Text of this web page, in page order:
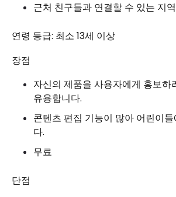
근처 친구들과 연결할 수 있는 지
연령 등급: 최소 13세 이상
장점
자신의 제품을 사용자에게 홍보하
유용합니다.
콘텐츠 편집 기능이 많아 어린이
다.
무료
단점